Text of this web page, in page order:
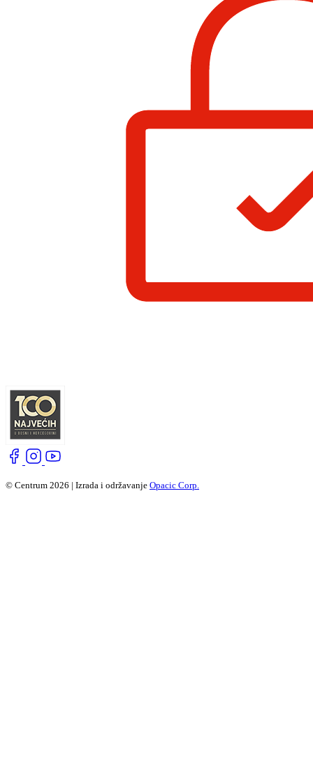
© Centrum 2026 | Izrada i održavanje Opacic Corp.